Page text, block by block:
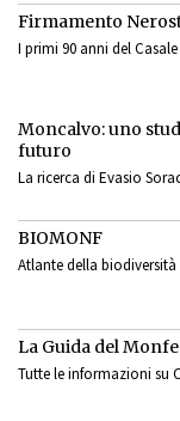
Firmamento
I primi 90 anni del
Moncalvo: uno
futuro
La ricerca di Evasio
BIOMONF
Atlante della
La Guida del
Tutte le informazioni su